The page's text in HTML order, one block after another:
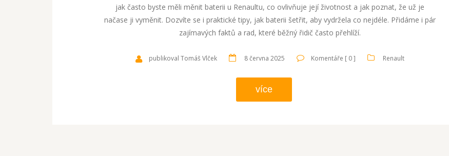
jak často byste měli měnit baterii u Renaultu, co ovlivňuje její životnost a jak poznat, že už je
načase ji vyměnit. Dozvíte se i praktické tipy, jak baterii šetřit, aby vydržela co nejdéle. Přidáme i pár
zajímavých faktů a rad, které běžný řidič často přehlíží.
publikoval Tomáš Vlček 8 června 2025 Komentáře [ 0 ] Renault
více